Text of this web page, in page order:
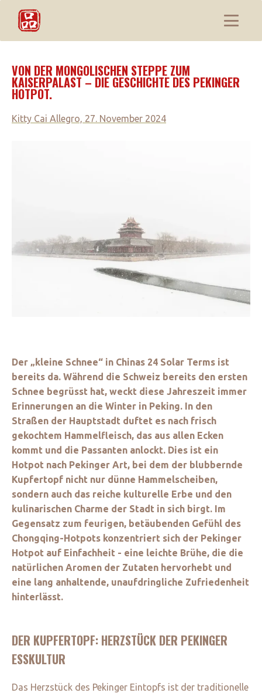
VON DER MONGOLISCHEN STEPPE ZUM
KAISERPALAST – DIE GESCHICHTE DES PEKINGER
HOTPOT.
Kitty Cai Allegro, 27. November 2024
Der „kleine Schnee“ in Chinas 24 Solar Terms ist
bereits da. Während die Schweiz bereits den ersten
Schnee begrüsst hat, weckt diese Jahreszeit immer
Erinnerungen an die Winter in Peking. In den
Straßen der Hauptstadt duftet es nach frisch
gekochtem Hammelfleisch, das aus allen Ecken
kommt und die Passanten anlockt. Dies ist ein
Hotpot nach Pekinger Art, bei dem der blubbernde
Kupfertopf nicht nur dünne Hammelscheiben,
sondern auch das reiche kulturelle Erbe und den
kulinarischen Charme der Stadt in sich birgt. Im
Gegensatz zum feurigen, betäubenden Gefühl des
Chongqing-Hotpots konzentriert sich der Pekinger
Hotpot auf Einfachheit - eine leichte Brühe, die die
natürlichen Aromen der Zutaten hervorhebt und
eine lang anhaltende, unaufdringliche Zufriedenheit
hinterlässt.
DER KUPFERTOPF: HERZSTÜCK DER PEKINGER
ESSKULTUR
Das Herzstück des Pekinger Eintopfs ist der traditionelle